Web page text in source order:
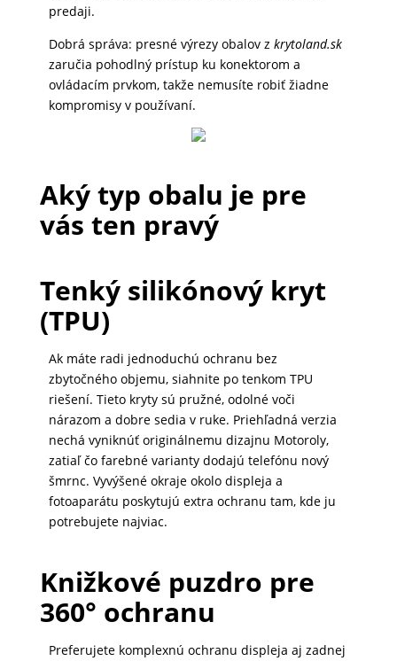
POPSOCKETY
HODINKY
VIDEO
SPOTREBIČE
KANCELÁRIA
OUTDOOR
predaji.
Dobrá správa: presné výrezy obalov z krytoland.sk
zaručia pohodlný prístup ku konektorom a
ovládacím prvkom, takže nemusíte robiť žiadne
kompromisy v používaní.
Aký typ obalu je pre
vás ten pravý
Tenký silikónový kryt
(TPU)
Ak máte radi jednoduchú ochranu bez
zbytočného objemu, siahnite po tenkom TPU
riešení. Tieto kryty sú pružné, odolné voči
nárazom a dobre sedia v ruke. Priehľadná verzia
nechá vyniknúť originálnemu dizajnu Motoroly,
zatiaľ čo farebné varianty dodajú telefónu nový
šmrnc. Vyvýšené okraje okolo displeja a
fotoaparátu poskytujú extra ochranu tam, kde ju
potrebujete najviac.
Knižkové puzdro pre
360° ochranu
Preferujete komplexnú ochranu displeja aj zadnej